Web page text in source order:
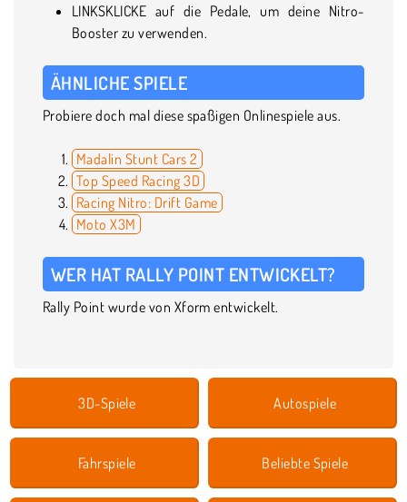
LINKSKLICKE auf die Pedale, um deine Nitro-
Booster zu verwenden.
ÄHNLICHE SPIELE
Probiere doch mal diese spaßigen Onlinespiele aus.
Madalin Stunt Cars 2
Top Speed Racing 3D
Racing Nitro: Drift Game
Moto X3M
WER HAT RALLY POINT ENTWICKELT?
Rally Point wurde von Xform entwickelt.
3D-Spiele Autospiele
Fahrspiele Beliebte Spiele